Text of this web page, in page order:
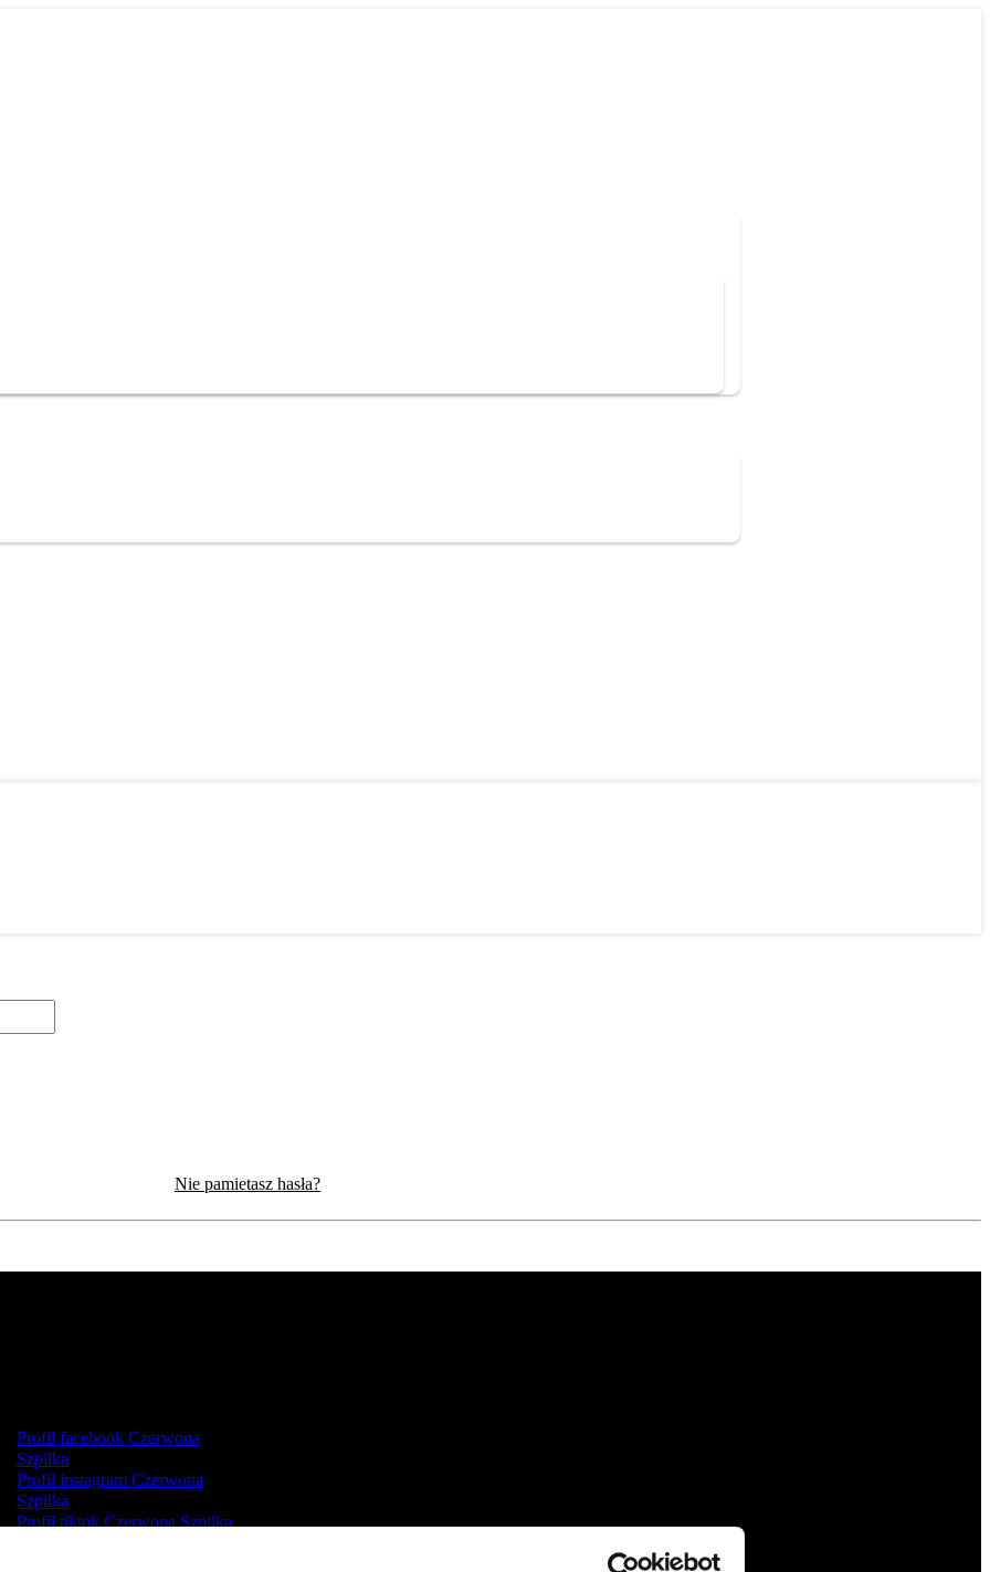
Nie pamietasz hasła?
Profil facebook Czerwona
Szpilka
Profil instagram Czerwona
Szpilka
Profil tiktok Czerwona Szpilka